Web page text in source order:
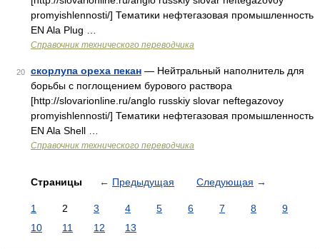
promyishlennosti/] Тематики нефтегазовая промышленность
EN Ala Plug …
Справочник технического переводчика
20 скорлупа ореха пекан — Нейтральный наполнитель для
борьбы с поглощением бурового раствора
[http://slovarionline.ru/anglo russkiy slovar neftegazovoy
promyishlennosti/] Тематики нефтегазовая промышленность
EN Ala Shell …
Справочник технического переводчика
Страницы ← Предыдущая Следующая →
1 2 3 4 5 6 7 8
9
10
11 12 13